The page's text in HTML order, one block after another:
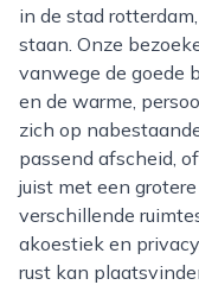
in de stad
staan. Onze
vanwege de goede
en de warme,
zich op
passend afscheid,
juist met een
verschillende
akoestiek en
rust kan